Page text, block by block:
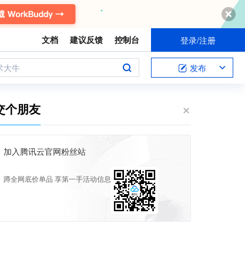
文档 建议反馈 控制台 登录/注册
大牛 发布
个朋友
加入腾讯云官网粉丝站
蹲全网底价单品 享第一手活动信息